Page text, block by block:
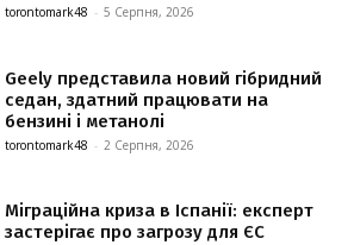
torontomark48 - 5 Серпня, 2026
Geely представила новий гібридний
седан, здатний працювати на
бензині і метанолі
torontomark48 - 2 Серпня, 2026
Міграційна криза в Іспанії: експерт
застерігає про загрозу для ЄС